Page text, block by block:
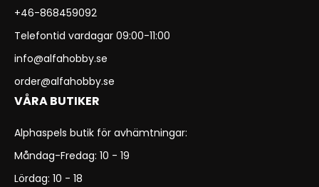
+46-868459092
Telefontid vardagar 09:00-11:00
info@alfahobby.se
order@alfahobby.se
VÅRA BUTIKER
Alphaspels butik för avhämtningar:
Måndag-Fredag: 10 - 19
Lördag: 10 - 18